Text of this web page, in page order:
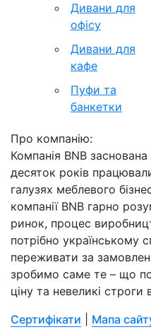
Дивани для
офісу
Дивани для
кафе
Пуфи та
банкетки
Про компанію:
Компанія BNB
десяток років
галузях меблевого
компанії BNB гарно
ринок, процес
потрібно
переживати за
зробимо саме те – що
ціну та невеликі строги
Сертифікати
Мапа